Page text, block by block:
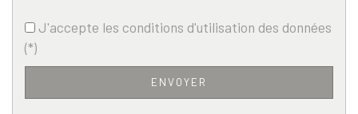
Bibliothèque
Gare ferroviaire
Bureau de poste
J'accepte les conditions d'utilisation des données
(*)
ENVOYER